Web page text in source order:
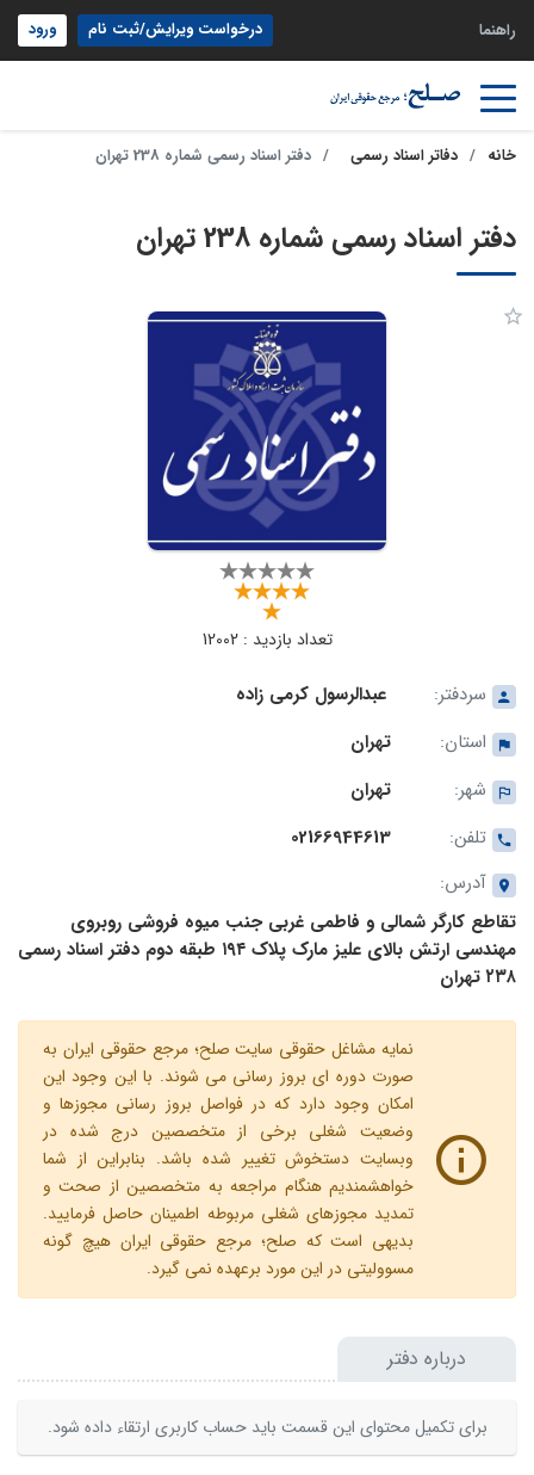
راهنما درخواست ویرایش/ثبت نام ورود
خانه دفاتر اسناد رسمی دفتر اسناد رسمی شماره 238 تهران
دفتر اسناد رسمی شماره 238 تهران
تعداد بازدید : 12002
سردفتر:
عبدالرسول کرمی زاده
استان:
تهران
شهر:
تهران
تلفن:
02166944613
آدرس:
تقاطع کارگر شمالی و فاطمی غربی جنب میوه فروشی روبروی
مهندسی ارتش بالای علیز مارک پلاک ١٩٤ طبقه دوم دفتر اسناد رسمی
٢٣٨ تهران
نمایه مشاغل حقوقی سایت صلح؛ مرجع حقوقی ایران به
صورت دوره ای بروز رسانی می شوند. با این وجود این
امکان وجود دارد که در فواصل بروز رسانی مجوزها و
وضعیت شغلی برخی از متخصصین درج شده در
وبسایت دستخوش تغییر شده باشد. بنابراین از شما
خواهشمندیم هنگام مراجعه به متخصصین از صحت و
تمدید مجوزهای شغلی مربوطه اطمینان حاصل فرمایید.
بدیهی است که صلح؛ مرجع حقوقی ایران هیچ گونه
مسوولیتی در این مورد برعهده نمی گیرد.
درباره دفتر
برای تکمیل محتوای این قسمت باید حساب کاربری ارتقاء داده شود.